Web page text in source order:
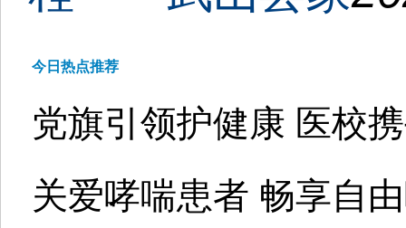
今日热点推荐
党旗引领护健康 医校
关爱哮喘患者 畅享自